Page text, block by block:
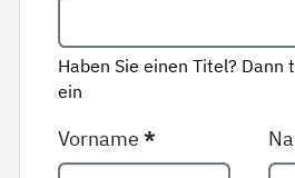
Haben Sie einen Titel? Dann
ein
Vorname*